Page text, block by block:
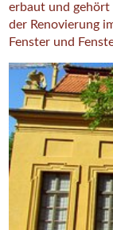
erbaut und
der Renovierung
Fenster und